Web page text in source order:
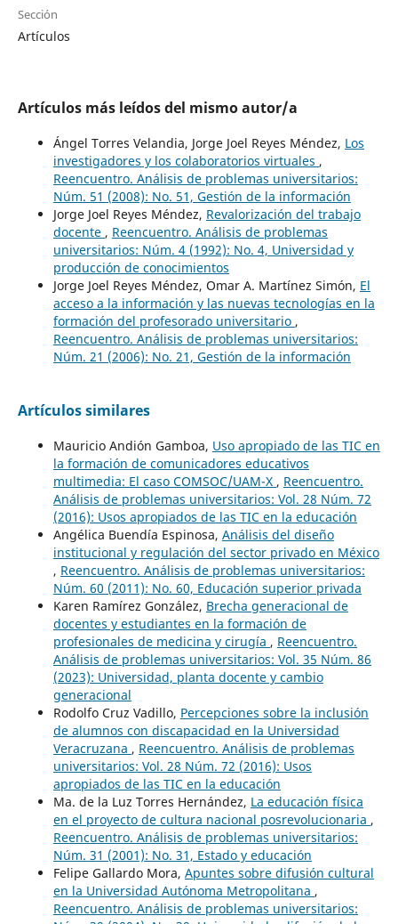
Sección
Artículos
Artículos más leídos del mismo autor/a
Ángel Torres Velandia, Jorge Joel Reyes Méndez, Los
investigadores y los colaboratorios virtuales ,
Reencuentro. Análisis de problemas universitarios:
Núm. 51 (2008): No. 51, Gestión de la información
Jorge Joel Reyes Méndez, Revalorización del trabajo
docente , Reencuentro. Análisis de problemas
universitarios: Núm. 4 (1992): No. 4, Universidad y
producción de conocimientos
Jorge Joel Reyes Méndez, Omar A. Martínez Simón, El
acceso a la información y las nuevas tecnologías en la
formación del profesorado universitario ,
Reencuentro. Análisis de problemas universitarios:
Núm. 21 (2006): No. 21, Gestión de la información
Artículos similares
Mauricio Andión Gamboa, Uso apropiado de las TIC en
la formación de comunicadores educativos
multimedia: El caso COMSOC/UAM-X , Reencuentro.
Análisis de problemas universitarios: Vol. 28 Núm. 72
(2016): Usos apropiados de las TIC en la educación
Angélica Buendía Espinosa, Análisis del diseño
institucional y regulación del sector privado en México
, Reencuentro. Análisis de problemas universitarios:
Núm. 60 (2011): No. 60, Educación superior privada
Karen Ramírez González, Brecha generacional de
docentes y estudiantes en la formación de
profesionales de medicina y cirugía , Reencuentro.
Análisis de problemas universitarios: Vol. 35 Núm. 86
(2023): Universidad, planta docente y cambio
generacional
Rodolfo Cruz Vadillo, Percepciones sobre la inclusión
de alumnos con discapacidad en la Universidad
Veracruzana , Reencuentro. Análisis de problemas
universitarios: Vol. 28 Núm. 72 (2016): Usos
apropiados de las TIC en la educación
Ma. de la Luz Torres Hernández, La educación física
en el proyecto de cultura nacional posrevolucionaria ,
Reencuentro. Análisis de problemas universitarios:
Núm. 31 (2001): No. 31, Estado y educación
Felipe Gallardo Mora, Apuntes sobre difusión cultural
en la Universidad Autónoma Metropolitana ,
Reencuentro. Análisis de problemas universitarios: